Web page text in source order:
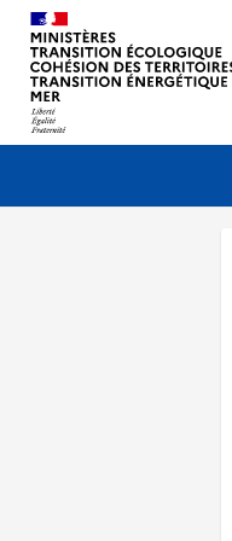
Navigation
Menu principal